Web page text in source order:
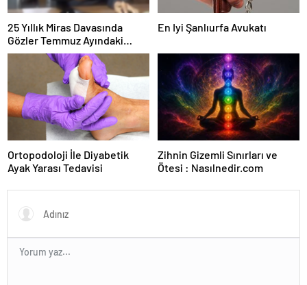
25 Yıllık Miras Davasında
Gözler Temmuz Ayındaki
Karar Duruşmasına Çevrildi
En Iyi Şanlıurfa Avukatı
Ortopodoloji İle Diyabetik
Ayak Yarası Tedavisi
Zihnin Gizemli Sınırları ve
Ötesi : Nasılnedir.com